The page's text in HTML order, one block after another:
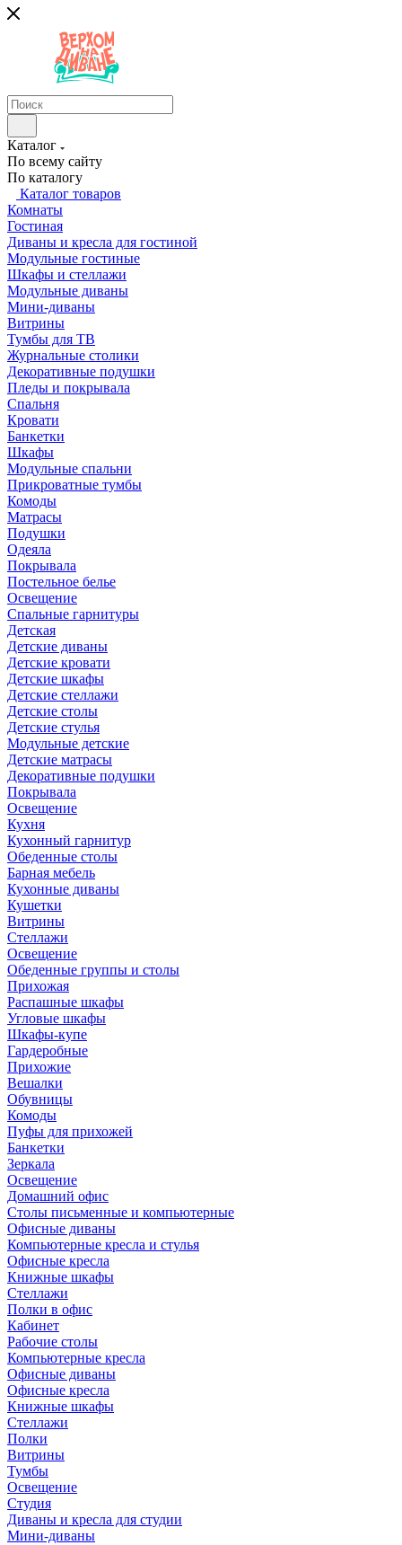
Каталог
По всему сайту
По каталогу
Каталог товаров
Комнаты
Гостиная
Диваны и кресла для гостиной
Модульные гостиные
Шкафы и стеллажи
Модульные диваны
Мини-диваны
Витрины
Тумбы для ТВ
Журнальные столики
Декоративные подушки
Пледы и покрывала
Спальня
Кровати
Банкетки
Шкафы
Модульные спальни
Прикроватные тумбы
Комоды
Матрасы
Подушки
Одеяла
Покрывала
Постельное белье
Освещение
Спальные гарнитуры
Детская
Детские диваны
Детские кровати
Детские шкафы
Детские стеллажи
Детские столы
Детские стулья
Модульные детские
Детские матрасы
Декоративные подушки
Покрывала
Освещение
Кухня
Кухонный гарнитур
Обеденные столы
Барная мебель
Кухонные диваны
Кушетки
Витрины
Стеллажи
Освещение
Обеденные группы и столы
Прихожая
Распашные шкафы
Угловые шкафы
Шкафы-купе
Гардеробные
Прихожие
Вешалки
Обувницы
Комоды
Пуфы для прихожей
Банкетки
Зеркала
Освещение
Домашний офис
Столы письменные и компьютерные
Офисные диваны
Компьютерные кресла и стулья
Офисные кресла
Книжные шкафы
Стеллажи
Полки в офис
Кабинет
Рабочие столы
Компьютерные кресла
Офисные диваны
Офисные кресла
Книжные шкафы
Стеллажи
Полки
Витрины
Тумбы
Освещение
Студия
Диваны и кресла для студии
Мини-диваны